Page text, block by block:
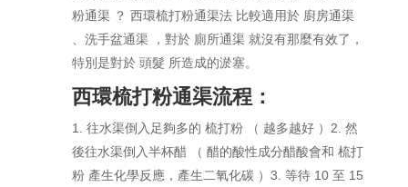
粉通渠 ？ 西環梳打粉通渠法 比較適用於 廚房通渠
、洗手盆通渠 ，對於 廁所通渠 就沒有那麼有效了，
特別是對於 頭髮 所造成的淤塞。
西環梳打粉通渠流程：
1. 往水渠倒入足夠多的 梳打粉 （ 越多越好 ）2. 然
後往水渠倒入半杯醋 （ 醋的酸性成分醋酸會和 梳打
粉 產生化學反應，產生二氧化碳 ）3. 等待 10 至 15